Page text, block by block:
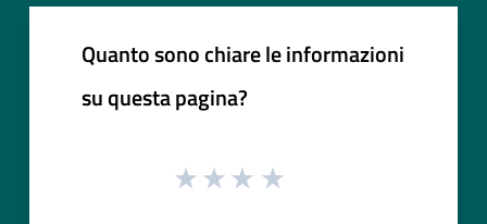
Quanto sono chiare le informazioni
su questa pagina?